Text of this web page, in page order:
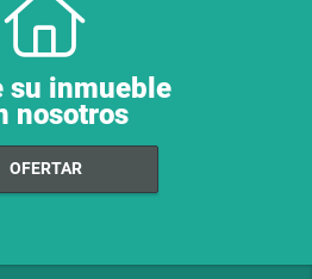
su inmueble
nosotros
OFERTAR